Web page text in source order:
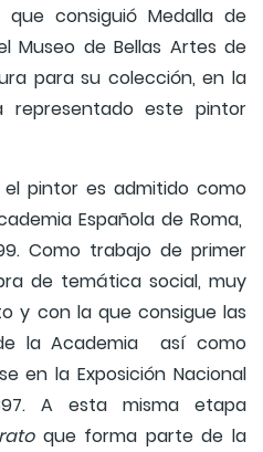
consiguió Medalla de
Museo de Bellas Artes de
para su colección, en la
este pintor
el pintor es admitido como
Española de Roma,
Como trabajo de primer
de temática social, muy
y con la que consigue las
la Academia así como
en la Exposición Nacional
A esta misma etapa
que forma parte de la